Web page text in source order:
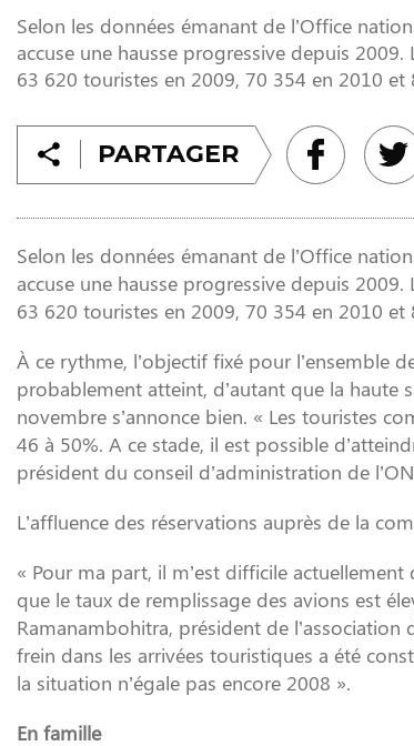
Selon les données émanant de l’Office
accuse une hausse progressive depuis
63 620 touristes en 2009, 70 354 en 2010 et
PARTAGER
Selon les données émanant de l’Office
accuse une hausse progressive depuis
63 620 touristes en 2009, 70 354 en 2010 et
À ce rythme, l’objectif fixé pour l’ensemble
probablement atteint, d’autant que la haute
novembre s’annonce bien. « Les touristes
46 à 50%. A ce stade, il est possible
président du conseil d’administration de
L’affluence des réservations auprès de la
« Pour ma part, il m’est difficile
que le taux de remplissage des avions est
Ramanambohitra, président de
frein dans les arrivées touristiques a été
la situation n’égale pas encore 2008 ».
En famille